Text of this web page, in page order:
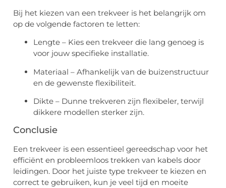
Bij het kiezen van een trekveer is het belangrijk om
op de volgende factoren te letten:
Lengte – Kies een trekveer die lang genoeg is
voor jouw specifieke installatie.
Materiaal – Afhankelijk van de buizenstructuur
en de gewenste flexibiliteit.
Dikte – Dunne trekveren zijn flexibeler, terwijl
dikkere modellen sterker zijn.
Conclusie
Een trekveer is een essentieel gereedschap voor het
efficiënt en probleemloos trekken van kabels door
leidingen. Door het juiste type trekveer te kiezen en
correct te gebruiken, kun je veel tijd en moeite